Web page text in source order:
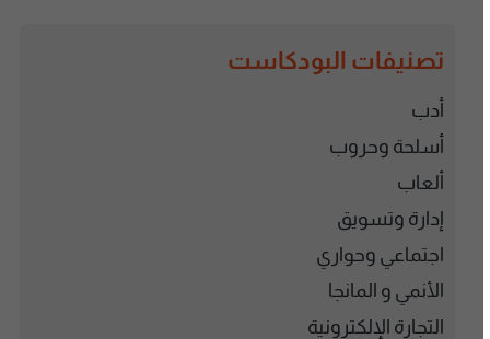
تصنيفات البودكاست
أدب
أسلحة وحروب
ألعاب
إدارة وتسويق
اجتماعي وحواري
الأنمي و المانجا
التجارة الإلكترونية